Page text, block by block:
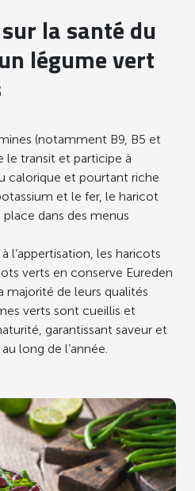
la santé du
légume vert
(notamment B9, B5 et
le transit et participe à
calorique et pourtant riche
et le fer, le haricot
dans des menus
l’appertisation, les haricots
verts en conserve Eureden
majorité de leurs qualités
verts sont cueillis et
garantissant saveur et
long de l’année.